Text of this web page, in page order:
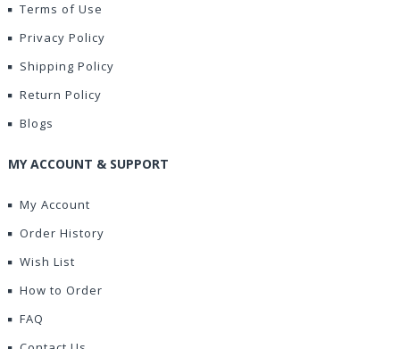
Terms of Use
Privacy Policy
Shipping Policy
Return Policy
Blogs
MY ACCOUNT & SUPPORT
My Account
Order History
Wish List
How to Order
FAQ